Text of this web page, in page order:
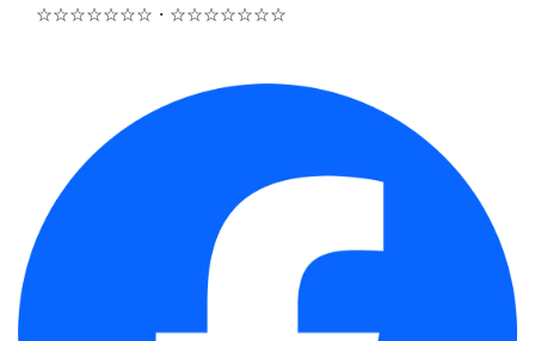
☆☆☆☆☆☆☆・☆☆☆☆☆☆☆